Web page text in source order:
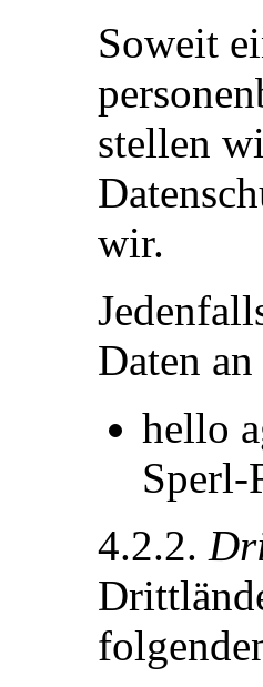
Soweit
stellen
wir.
Daten
hello
4.2.2.